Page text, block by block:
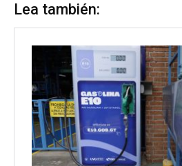
Lea también: